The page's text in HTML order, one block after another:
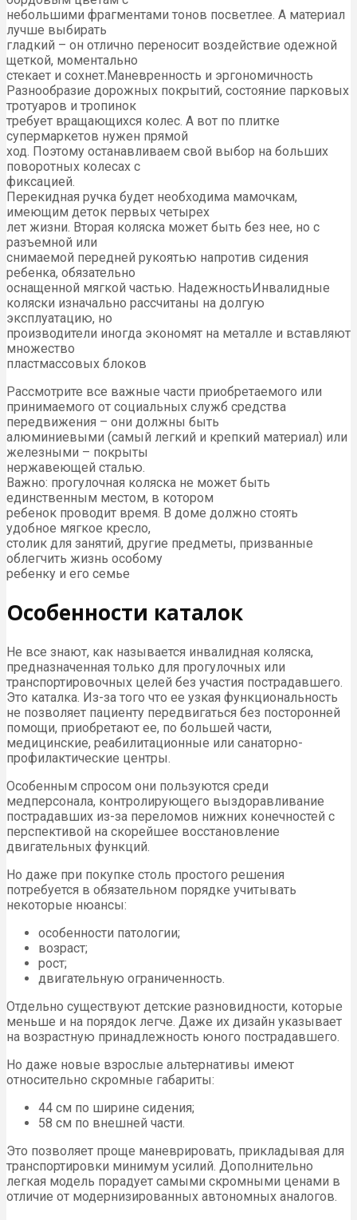
небольшими фрагментами тонов посветлее. А материал
лучше выбирать
гладкий – он отлично переносит воздействие одежной
щеткой, моментально
стекает и сохнет.Маневренность и эргономичность
Разнообразие дорожных покрытий, состояние парковых
тротуаров и тропинок
требует вращающихся колес. А вот по плитке
супермаркетов нужен прямой
ход. Поэтому останавливаем свой выбор на больших
поворотных колесах с
фиксацией.
Перекидная ручка будет необходима мамочкам,
имеющим деток первых четырех
лет жизни. Вторая коляска может быть без нее, но с
разъемной или
снимаемой передней рукоятью напротив сидения
ребенка, обязательно
оснащенной мягкой частью. НадежностьИнвалидные
коляски изначально рассчитаны на долгую
эксплуатацию, но
производители иногда экономят на металле и вставляют
множество
пластмассовых блоков
Рассмотрите все важные части приобретаемого или
принимаемого от социальных служб средства
передвижения – они должны быть
алюминиевыми (самый легкий и крепкий материал) или
железными – покрыты
нержавеющей сталью.
Важно: прогулочная коляска не может быть
единственным местом, в котором
ребенок проводит время. В доме должно стоять
удобное мягкое кресло,
столик для занятий, другие предметы, призванные
облегчить жизнь особому
ребенку и его семье
Особенности каталок
Не все знают, как называется инвалидная коляска,
предназначенная только для прогулочных или
транспортировочных целей без участия пострадавшего.
Это каталка. Из-за того что ее узкая функциональность
не позволяет пациенту передвигаться без посторонней
помощи, приобретают ее, по большей части,
медицинские, реабилитационные или санаторно-
профилактические центры.
Особенным спросом они пользуются среди
медперсонала, контролирующего выздоравливание
пострадавших из-за переломов нижних конечностей с
перспективой на скорейшее восстановление
двигательных функций.
Но даже при покупке столь простого решения
потребуется в обязательном порядке учитывать
некоторые нюансы:
особенности патологии;
возраст;
рост;
двигательную ограниченность.
Отдельно существуют детские разновидности, которые
меньше и на порядок легче. Даже их дизайн указывает
на возрастную принадлежность юного пострадавшего.
Но даже новые взрослые альтернативы имеют
относительно скромные габариты:
44 см по ширине сидения;
58 см по внешней части.
Это позволяет проще маневрировать, прикладывая для
транспортировки минимум усилий. Дополнительно
легкая модель порадует самыми скромными ценами в
отличие от модернизированных автономных аналогов.